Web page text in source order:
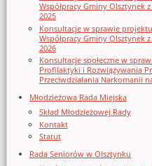
Współpracy Gminy Olsztynek
2025
Konsultacje w sprawie
Współpracy Gminy Olsztynek
2026
Konsultacje społeczne w
Profilaktyki i Rozwiązywania
Przeciwdziałania Narkomanii
Młodzieżowa Rada Miejska
Skład Młodzieżowej Rady
Kontakt
Statut
Rada Seniorów w Olsztynku